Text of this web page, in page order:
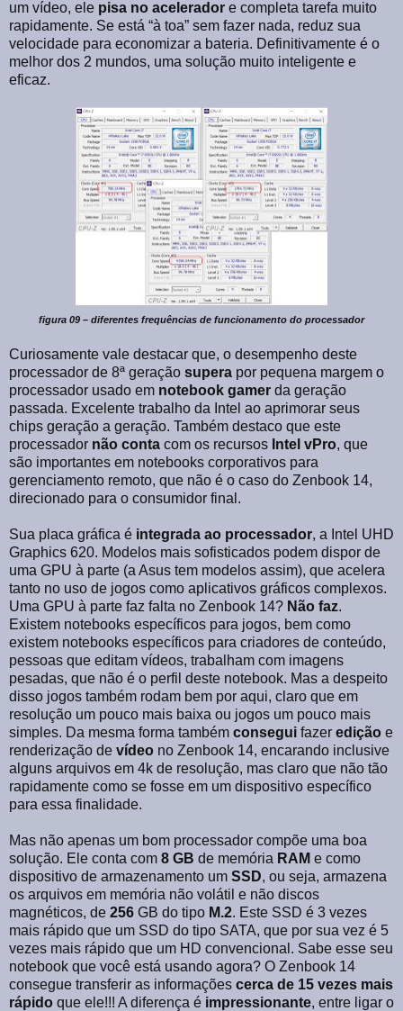
um vídeo, ele pisa no acelerador e completa tarefa muito
rapidamente. Se está “à toa” sem fazer nada, reduz sua
velocidade para economizar a bateria. Definitivamente é o
melhor dos 2 mundos, uma solução muito inteligente e
eficaz.
figura 09 – diferentes frequências de funcionamento do processador
Curiosamente vale destacar que, o desempenho deste
processador de 8ª geração supera por pequena margem o
processador usado em notebook gamer da geração
passada. Excelente trabalho da Intel ao aprimorar seus
chips geração a geração. Também destaco que este
processador não conta com os recursos Intel vPro, que
são importantes em notebooks corporativos para
gerenciamento remoto, que não é o caso do Zenbook 14,
direcionado para o consumidor final.
Sua placa gráfica é integrada ao processador, a Intel UHD
Graphics 620. Modelos mais sofisticados podem dispor de
uma GPU à parte (a Asus tem modelos assim), que acelera
tanto no uso de jogos como aplicativos gráficos complexos.
Uma GPU à parte faz falta no Zenbook 14? Não faz.
Existem notebooks específicos para jogos, bem como
existem notebooks específicos para criadores de conteúdo,
pessoas que editam vídeos, trabalham com imagens
pesadas, que não é o perfil deste notebook. Mas a despeito
disso jogos também rodam bem por aqui, claro que em
resolução um pouco mais baixa ou jogos um pouco mais
simples. Da mesma forma também consegui fazer edição e
renderização de vídeo no Zenbook 14, encarando inclusive
alguns arquivos em 4k de resolução, mas claro que não tão
rapidamente como se fosse em um dispositivo específico
para essa finalidade.
Mas não apenas um bom processador compõe uma boa
solução. Ele conta com 8 GB de memória RAM e como
dispositivo de armazenamento um SSD, ou seja, armazena
os arquivos em memória não volátil e não discos
magnéticos, de 256 GB do tipo M.2. Este SSD é 3 vezes
mais rápido que um SSD do tipo SATA, que por sua vez é 5
vezes mais rápido que um HD convencional. Sabe esse seu
notebook que você está usando agora? O Zenbook 14
consegue transferir as informações cerca de 15 vezes mais
rápido que ele!!! A diferença é impressionante, entre ligar o